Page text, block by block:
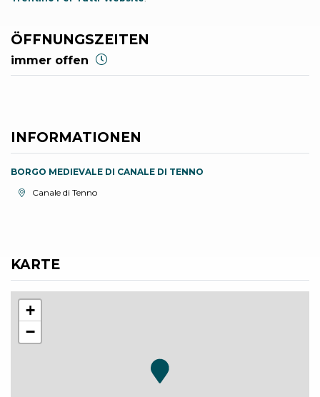
ÖFFNUNGSZEITEN
immer offen
INFORMATIONEN
BORGO MEDIEVALE DI CANALE DI TENNO
aria.location:
Canale di Tenno
KARTE
+
−